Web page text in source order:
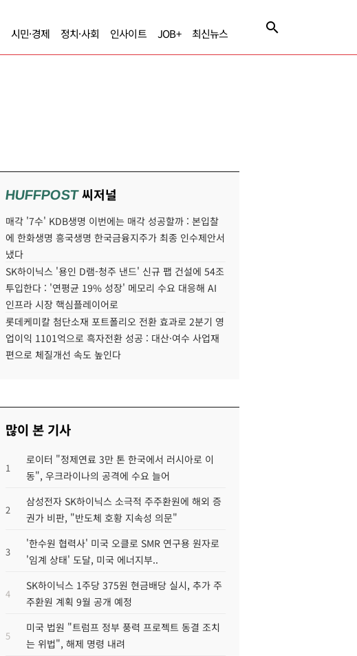
시민·경제 정치·사회 인사이트 JOB+ 최신뉴스
HUFFPOST씨저널
매각 '7수' KDB생명 이번에는 매각 성공할까 : 본입찰
에 한화생명 흥국생명 한국금융지주가 최종 인수제안서
냈다
SK하이닉스 '용인 D램-청주 낸드' 신규 팹 건설에 54조
투입한다 : '연평균 19% 성장' 메모리 수요 대응해 AI
인프라 시장 핵심플레이어로
롯데케미칼 첨단소재 포트폴리오 전환 효과로 2분기 영
업이익 1101억으로 흑자전환 성공 : 대산·여수 사업재
편으로 체질개선 속도 높인다
많이 본 기사
1
로이터 "정제연료 3만 톤 한국에서 러시아로 이
동", 우크라이나의 공격에 수요 늘어
2
삼성전자 SK하이닉스 소극적 주주환원에 해외 증
권가 비판, "반도체 호황 지속성 의문"
3
'한수원 협력사' 미국 오클로 SMR 연구용 원자로
'임계 상태' 도달, 미국 에너지부..
4
SK하이닉스 1주당 375원 현금배당 실시, 추가 주
주환원 계획 9월 공개 예정
5
미국 법원 "트럼프 정부 풍력 프로젝트 동결 조치
는 위법", 해제 명령 내려